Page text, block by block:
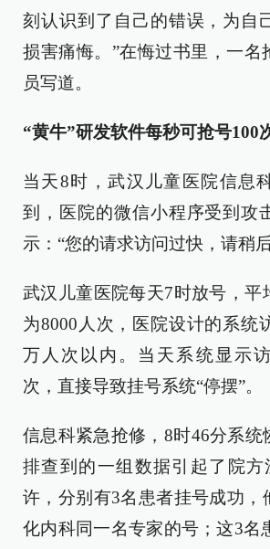
刻认识到了自己的错误，为自
损害痛悔。”在悔过书里，一名
员写道。
“黄牛”研发软件每秒可抢号100
当天8时，武汉儿童医院信息
到，医院的微信小程序受到攻
示：“您的请求访问过快，请稍后
武汉儿童医院每天7时放号，平
为8000人次，医院设计的系统
万人次以内。当天系统显示
次，直接导致挂号系统“停摆”。
信息科紧急抢修，8时46分系统
排查到的一组数据引起了院
许，分别有3名患者挂号成功，
化内科同一名专家的号；这3名